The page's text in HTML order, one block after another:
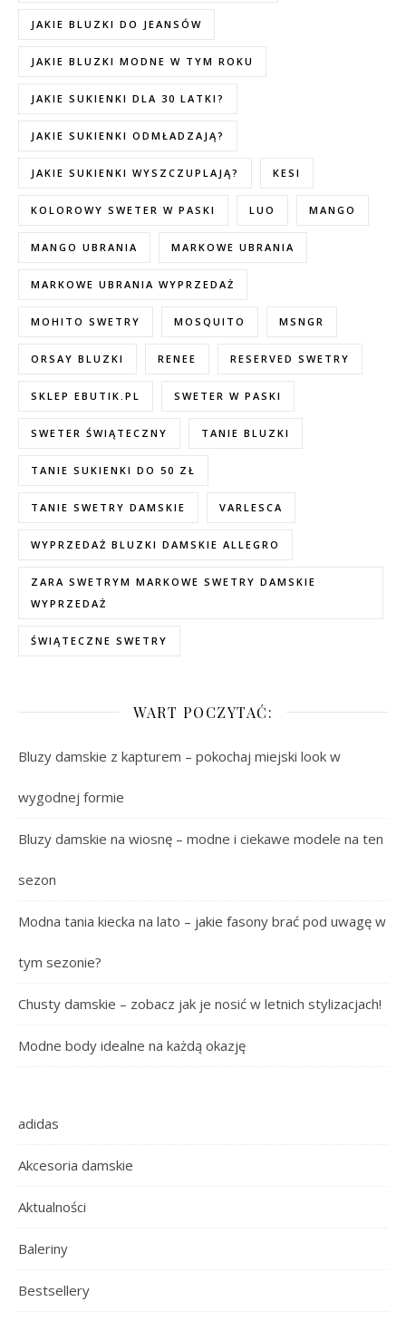
JAKIE BLUZKI DO JEANSÓW
JAKIE BLUZKI MODNE W TYM ROKU
JAKIE SUKIENKI DLA 30 LATKI?
JAKIE SUKIENKI ODMŁADZAJĄ?
JAKIE SUKIENKI WYSZCZUPLAJĄ? KESI
KOLOROWY SWETER W PASKI LUO MANGO
MANGO UBRANIA MARKOWE UBRANIA
MARKOWE UBRANIA WYPRZEDAŻ
MOHITO SWETRY MOSQUITO MSNGR
ORSAY BLUZKI RENEE RESERVED SWETRY
SKLEP EBUTIK.PL SWETER W PASKI
SWETER ŚWIĄTECZNY TANIE BLUZKI
TANIE SUKIENKI DO 50 ZŁ
TANIE SWETRY DAMSKIE VARLESCA
WYPRZEDAŻ BLUZKI DAMSKIE ALLEGRO
ZARA SWETRYM MARKOWE SWETRY DAMSKIE
WYPRZEDAŻ
ŚWIĄTECZNE SWETRY
WART POCZYTAĆ:
Bluzy damskie z kapturem – pokochaj miejski look w
wygodnej formie
Bluzy damskie na wiosnę – modne i ciekawe modele na ten
sezon
Modna tania kiecka na lato – jakie fasony brać pod uwagę w
tym sezonie?
Chusty damskie – zobacz jak je nosić w letnich stylizacjach!
Modne body idealne na każdą okazję
adidas
Akcesoria damskie
Aktualności
Baleriny
Bestsellery